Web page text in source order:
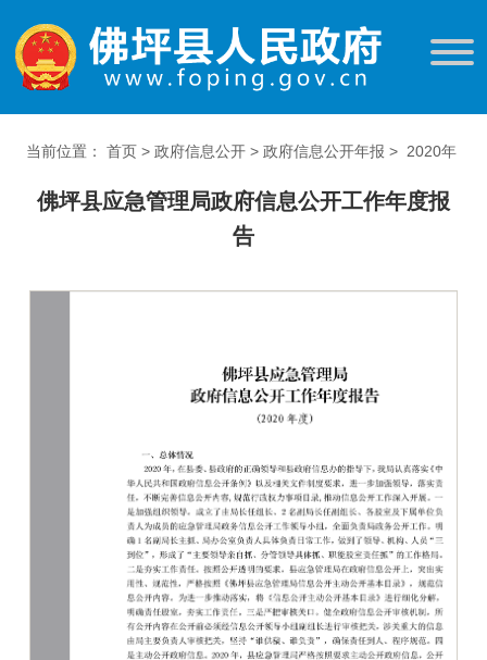
当前位置： 首页 > 政府信息公开 > 政府信息公开年报 > 2020年
佛坪县应急管理局政府信息公开工作年度报
告